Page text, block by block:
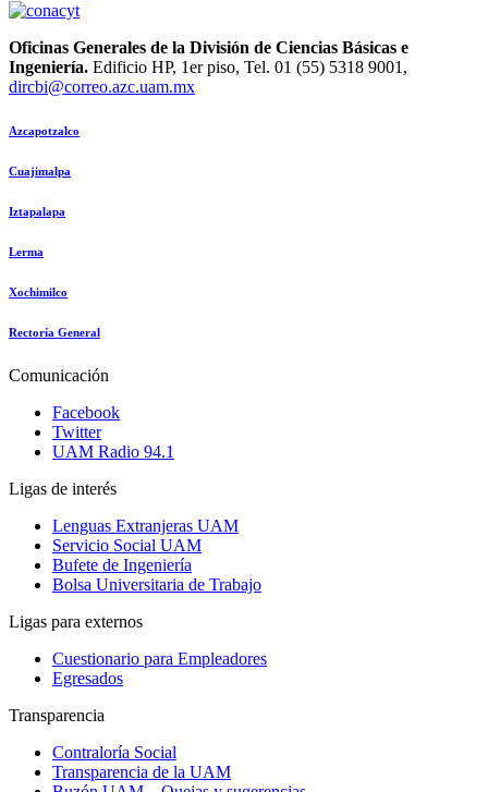
Oficinas Generales de la División de Ciencias Básicas e
Ingeniería. Edificio HP, 1er piso, Tel. 01 (55) 5318 9001,
dircbi@correo.azc.uam.mx
Azcapotzalco
Cuajimalpa
Iztapalapa
Lerma
Xochimilco
Rectoría General
Comunicación
Facebook
Twitter
UAM Radio 94.1
Ligas de interés
Lenguas Extranjeras UAM
Servicio Social UAM
Bufete de Ingeniería
Bolsa Universitaria de Trabajo
Ligas para externos
Cuestionario para Empleadores
Egresados
Transparencia
Contraloría Social
Transparencia de la UAM